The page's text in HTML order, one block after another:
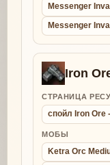
Messenger
Messenger
Iron
СТРАНИЦА
спойл Iron Ore
МОБЫ
Ketra Orc